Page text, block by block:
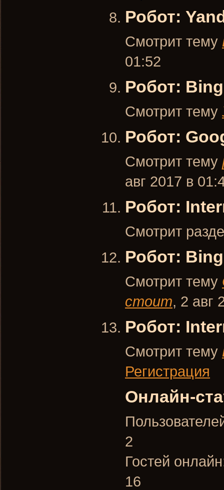
Робот:
Смотрит тему
01:52
Робот: Bing
Смотрит тему
Робот:
Смотрит тему
авг 2017 в
Робот:
Смотрит
Робот: Bing
Смотрит тему
стоит, 2 авг
Робот:
Смотрит тему
Регистрация
Онлайн-
2
Гостей
16